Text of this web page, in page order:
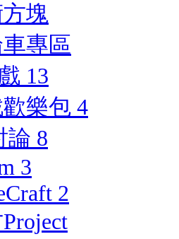
塊
專區
13
樂包 4
論 8
3
2